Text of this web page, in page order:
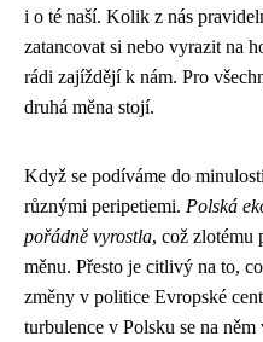
i o té naší. Kolik z nás
zatancovat si nebo vyrazit na
rádi zajíždějí k nám. Pro
druhá měna stojí.
Když se podíváme do
různými peripetiemi. Polská
pořádně vyrostla, což zlotému
měnu. Přesto je citlivý na to,
změny v politice Evropské
turbulence v Polsku se na